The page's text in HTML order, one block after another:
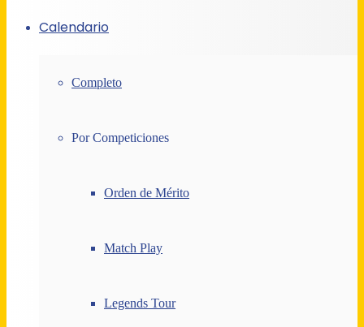
Calendario
Completo
Por Competiciones
Orden de Mérito
Match Play
Legends Tour